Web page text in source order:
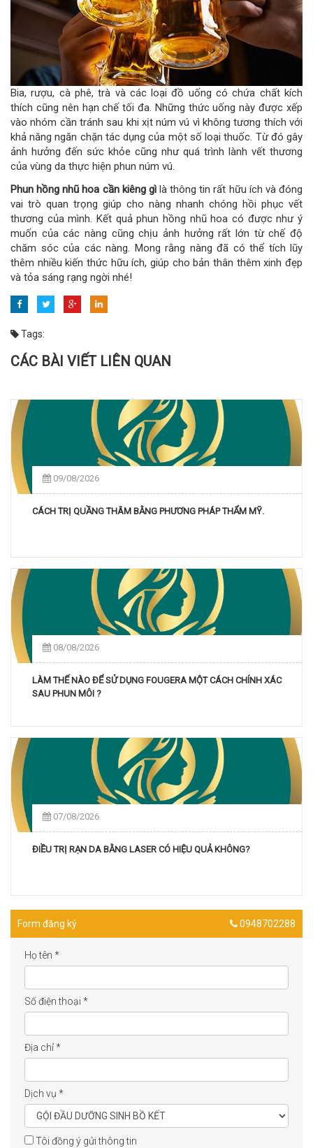
Bia, rượu, cà phê, trà và các loại đồ uống có chứa chất kích
thích cũng nên hạn chế tối đa. Những thức uống này được xếp
vào nhóm cần tránh sau khi xịt núm vú vì không tương thích với
khả năng ngăn chặn tác dụng của một số loại thuốc. Từ đó gây
ảnh hưởng đến sức khỏe cũng như quá trình lành vết thương
của vùng da thực hiện phun núm vú.
Phun hồng nhũ hoa cần kiêng gìlà thông tin rất hữu ích và đóng
vai trò quan trọng giúp cho nàng nhanh chóng hồi phục vết
thương của mình. Kết quả phun hồng nhũ hoa có được như ý
muốn của các nàng cũng chịu ảnh hưởng rất lớn từ chế độ
chăm sóc của các nàng. Mong rằng nàng đã có thể tích lũy
thêm nhiều kiến thức hữu ích, giúp cho bản thân thêm xinh đẹp
và tỏa sáng rạng ngời nhé!
Tags:
CÁC BÀI VIẾT LIÊN QUAN
09/08/2026
CÁCH TRỊ QUẦNG THÂM BẰNG PHƯƠNG PHÁP THẨM MỸ.
08/08/2026
LÀM THẾ NÀO ĐỂ SỬ DỤNG FOUGERA MỘT CÁCH CHÍNH XÁC
SAU PHUN MÔI ?
07/08/2026
ĐIỀU TRỊ RẠN DA BẰNG LASER CÓ HIỆU QUẢ KHÔNG?
Form đăng ký 0948702288
Họ tên *
Số điện thoại *
Địa chỉ*
Dịch vụ *
Tôi đồng ý gửi thông tin